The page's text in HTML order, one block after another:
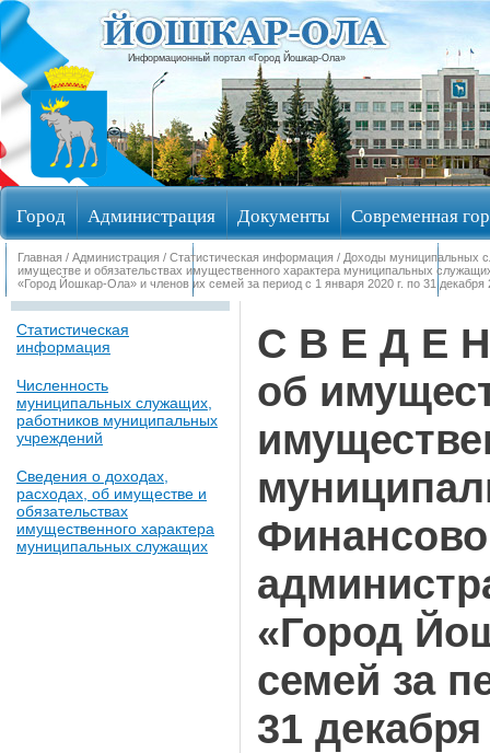
Информационный портал «Город Йошкар-Ола»
Город Администрация Документы Современная
Обращения граждан Общественные обсуждения
Главная / Администрация / Статистическая информация / Доходы муниципальных
имуществе и обязательствах имущественного характера муниципальных
«Город Йошкар-Ола» и членов их семей за период с 1 января 2020 г. по 31 декабря
Статистическая
информация
Численность
муниципальных служащих,
работников муниципальных
учреждений
Сведения о доходах,
расходах, об имуществе и
обязательствах
имущественного характера
муниципальных служащих
С В Е Д Е Н
об
«Город
семей за
31 декабря